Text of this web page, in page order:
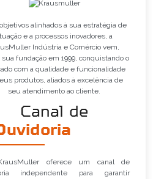
alinhados à sua estratégia de
e a processos inovadores, a
Indústria e Comércio vem,
fundação em 1999, conquistando o
com a qualidade e funcionalidade
produtos, aliados à excelência de
seu atendimento ao cliente.
Canal de
oferece um canal de
independente para garantir